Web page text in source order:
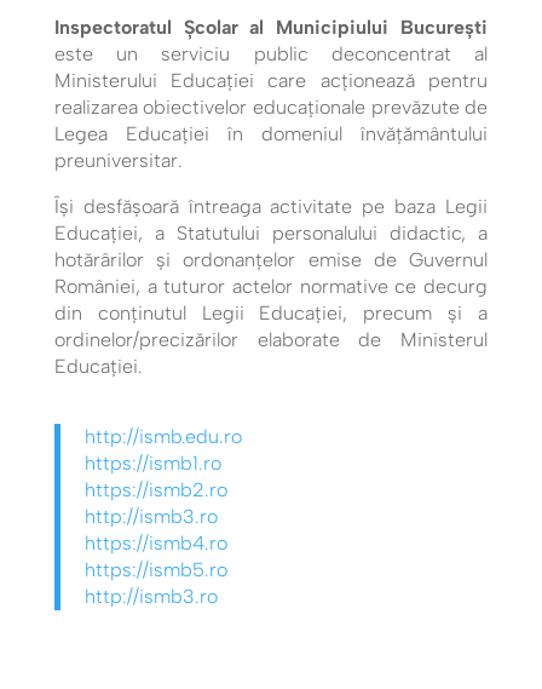
Inspectoratul Școlar al Municipiului București
este un serviciu public deconcentrat al
Ministerului Educaţiei care acționează pentru
realizarea obiectivelor educaționale prevăzute de
Legea Educației în domeniul învățământului
preuniversitar.
Își desfășoară întreaga activitate pe baza Legii
Educației, a Statutului personalului didactic, a
hotărârilor și ordonanțelor emise de Guvernul
României, a tuturor actelor normative ce decurg
din conținutul Legii Educației, precum și a
ordinelor/precizărilor elaborate de Ministerul
Educației.
http://ismb.edu.ro
https://ismb1.ro
https://ismb2.ro
http://ismb3.ro
https://ismb4.ro
https://ismb5.ro
http://ismb3.ro